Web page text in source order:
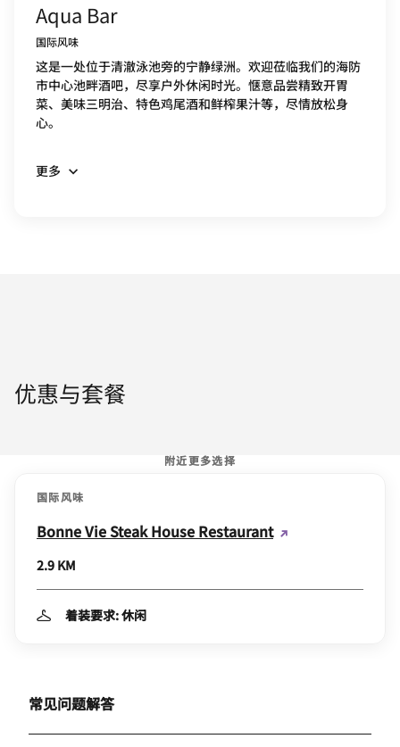
Aqua Bar
国际风味
这是一处位于清澈泳池旁的宁静绿洲。欢迎莅临我们的海防
市中心池畔酒吧，尽享户外休闲时光。惬意品尝精致开胃
菜、美味三明治、特色鸡尾酒和鲜榨果汁等，尽情放松身
心。
更多
优惠与套餐
附近更多选择
国际风味
Bonne Vie Steak House Restaurant
2.9 KM
着装要求: 休闲
常见问题解答